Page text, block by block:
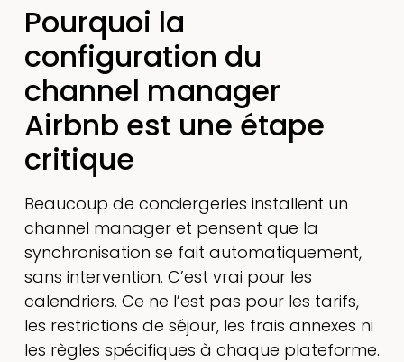
Pourquoi la
configuration du
channel manager
Airbnb est une étape
critique
Beaucoup de conciergeries installent un
channel manager et pensent que la
synchronisation se fait automatiquement,
sans intervention. C’est vrai pour les
calendriers. Ce ne l’est pas pour les tarifs,
les restrictions de séjour, les frais annexes ni
les règles spécifiques à chaque plateforme.